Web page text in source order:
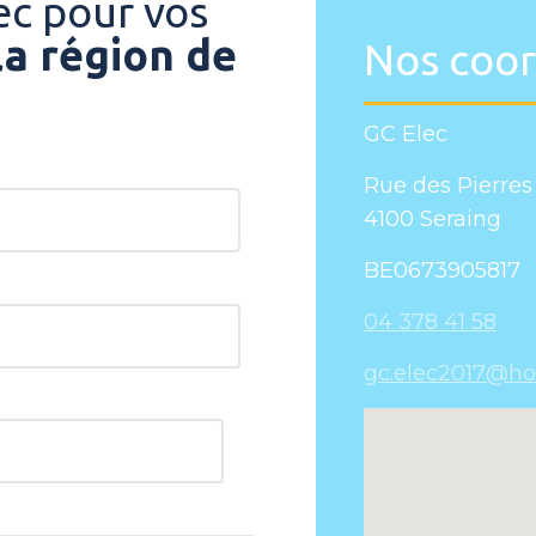
pour vos
région de
Nos
GC Elec
Rue des Pierres
4100 Seraing
BE0673905817
04 378 41 58